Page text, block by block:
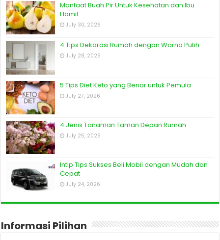
Manfaat Buah Pir Untuk Kesehatan dan Ibu
Hamil
July 30, 2026
4 Tips Dekorasi Rumah dengan Warna Putih
July 28, 2026
5 Tips Diet Keto yang Benar untuk Pemula
July 27, 2026
4 Jenis Tanaman Taman Depan Rumah
July 25, 2026
Intip Tips Sukses Beli Mobil dengan Mudah dan
Cepat
July 24, 2026
Informasi Pilihan